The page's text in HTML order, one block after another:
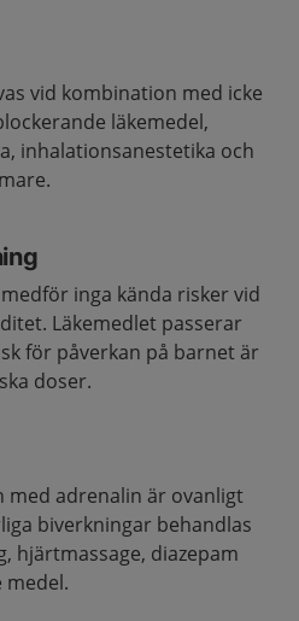
vid kombination med icke
läkemedel,
inhalationsanestetika och
inga kända risker vid
Läkemedlet passerar
för påverkan på barnet är
doser.
med adrenalin är ovanligt
biverkningar behandlas
hjärtmassage, diazepam
medel.